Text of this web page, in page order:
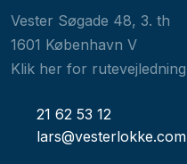
Vester Søgade 48, 3. th
1601 København V​
Klik her for rutevejledning
21 62 53 12
lars@vesterlokke.com